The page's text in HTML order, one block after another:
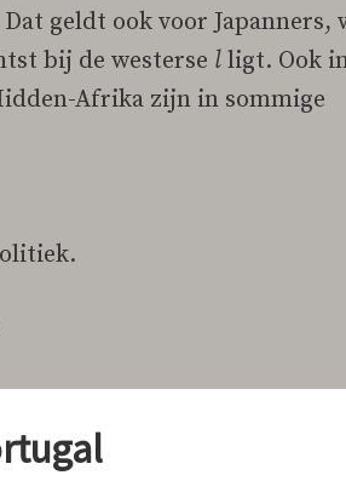
geldt ook voor Japanners,
bij de westerse l ligt. Ook
Afrika zijn in sommige